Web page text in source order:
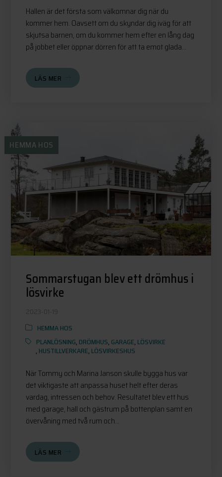
Hallen är det första som välkomnar dig när du
kommer hem. Oavsett om du skyndar dig iväg för att
skjutsa barnen, om du kommer hem efter en lång dag
på jobbet eller öppnar dörren för att ta emot glada...
LÄS MER
HEMMA HOS
Sommarstugan blev ett drömhus i
lösvirke
2023-01-19
HEMMA HOS
PLANLÖSNING, DRÖMHUS, GARAGE, LÖSVIRKE
, HUSTILLVERKARE, LÖSVIRKESHUS
När Tommy och Marina Janson skulle bygga hus var
det viktigaste att anpassa huset helt efter deras
vardag, intressen och behov. Resultatet blev ett hus
med garage, hall och gästrum på bottenplan samt en
övervåning med två rum och...
LÄS MER